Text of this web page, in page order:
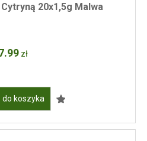
20x1,5g Malwa
.99 zł
do koszyka